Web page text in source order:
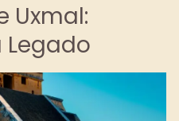
Uxmal:
Legado